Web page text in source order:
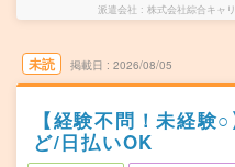
派遣会社 株式会社綜合キャ
未読 掲載日 2026/08/05
【経験不問！未経験
ど/日払いOK